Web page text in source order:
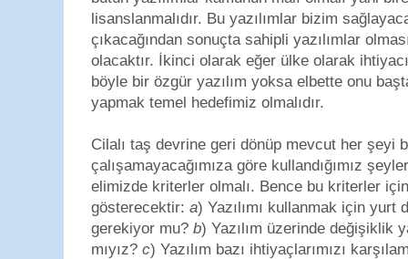
lisanslanmalıdır. Bu yazılımlar bizim
çıkacağından sonuçta sahipli yazılımlar
olacaktır. İkinci olarak eğer ülke olarak
böyle bir özgür yazılım yoksa elbette onu
yapmak temel hedefimiz olmalıdır.
Cilalı taş devrine geri dönüp mevcut her şeyi
çalışamayacağımıza göre kullandığımız
elimizde kriterler olmalı. Bence bu kriterler
gösterecektir: a) Yazılımı kullanmak için yurt
gerekiyor mu? b) Yazılım üzerinde değişiklik
mıyız? c) Yazılım bazı ihtiyaçlarımızı